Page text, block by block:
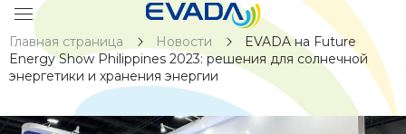
Главная страница Новости
EVADA на Future
Energy Show Philippines 2023: решения для солнечной
энергетики и хранения энергии